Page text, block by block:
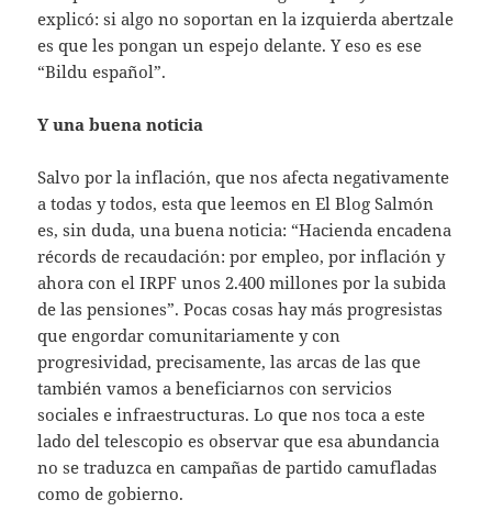
explicó: si algo no soportan en la izquierda abertzale
es que les pongan un espejo delante. Y eso es ese
“Bildu español”.
Y una buena noticia
Salvo por la inflación, que nos afecta negativamente
a todas y todos, esta que leemos en El Blog Salmón
es, sin duda, una buena noticia: “Hacienda encadena
récords de recaudación: por empleo, por inflación y
ahora con el IRPF unos 2.400 millones por la subida
de las pensiones”. Pocas cosas hay más progresistas
que engordar comunitariamente y con
progresividad, precisamente, las arcas de las que
también vamos a beneficiarnos con servicios
sociales e infraestructuras. Lo que nos toca a este
lado del telescopio es observar que esa abundancia
no se traduzca en campañas de partido camufladas
como de gobierno.